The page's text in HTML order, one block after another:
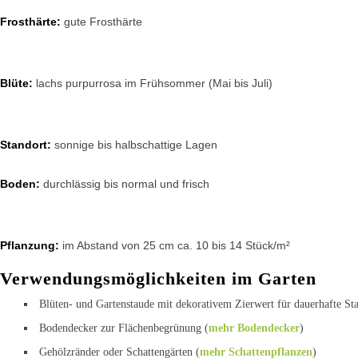
Frosthärte: gute Frosthärte
Blüte: lachs purpurrosa im Frühsommer (Mai bis Juli)
Standort: sonnige bis halbschattige Lagen
Boden: durchlässig bis normal und frisch
Pflanzung: im Abstand von 25 cm ca. 10 bis 14 Stück/m²
Verwendungsmöglichkeiten im Garten
Blüten- und Gartenstaude mit dekorativem Zierwert für dauerhafte
Bodendecker zur Flächenbegrünung (mehr Bodendecker)
Gehölzränder oder Schattengärten (mehr Schattenpflanzen)